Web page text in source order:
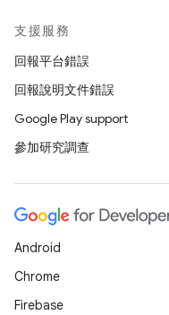
支援服務
回報平台錯誤
回報說明文件錯誤
Google Play support
參加研究調查
Android
Chrome
Firebase